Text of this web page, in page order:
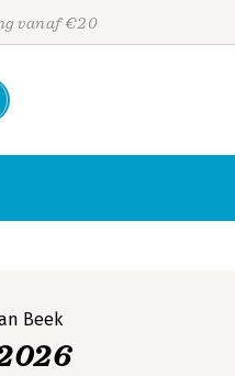
vanaf €20
Beek
Personen